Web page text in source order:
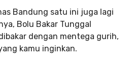
Bandung satu ini juga lagi
Bolu Bakar Tunggal
dengan mentega gurih,
kamu inginkan.